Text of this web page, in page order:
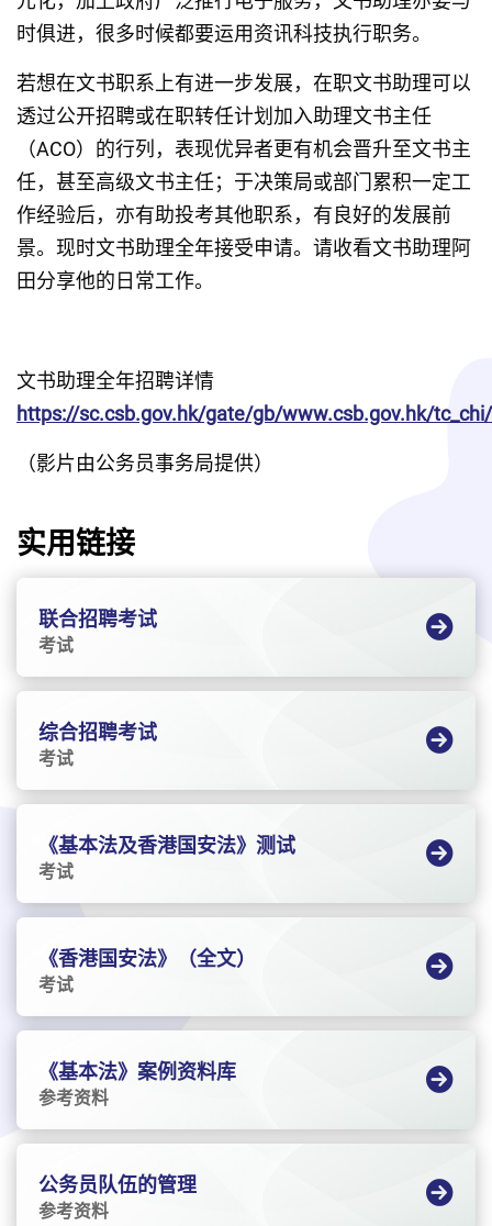
时俱进，很多时候都要运用资讯科技执行职务。
若想在文书职系上有进一步发展，在职文书助理可以
透过公开招聘或在职转任计划加入助理文书主任
（ACO）的行列，表现优异者更有机会晋升至文书主
任，甚至高级文书主任；于决策局或部门累积一定工
作经验后，亦有助投考其他职系，有良好的发展前
景。现时文书助理全年接受申请。请收看文书助理阿
田分享他的日常工作。
文书助理全年招聘详情
https://sc.csb.gov.hk/gate/gb/www.csb.gov.hk/
（影片由公务员事务局提供）
实用链接
联合招聘考试
考试
综合招聘考试
考试
《基本法及香港国安法》测试
考试
《香港国安法》（全文）
考试
《基本法》案例资料库
参考资料
公务员队伍的管理
参考资料